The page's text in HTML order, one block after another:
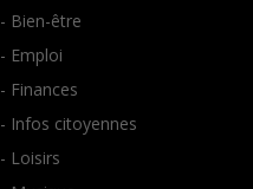
- Bien-être
- Emploi
- Finances
- Infos citoyennes
- Loisirs